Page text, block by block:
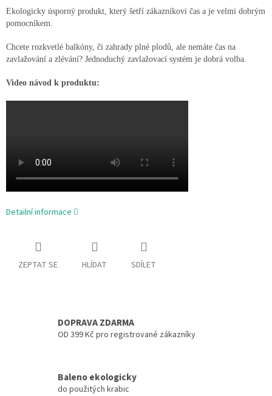
Ekologicky úsporný produkt, který šetří zákazníkovi čas a je velmi dobrým
pomocníkem.
Chcete rozkvetlé balkóny, či zahrady plné plodů, ale nemáte čas na
zavlažování a zlévání? Jednoduchý zavlažovací systém je dobrá volba.
Video návod k produktu:
Detailní informace
ZEPTAT SE HLÍDAT SDÍLET
DOPRAVA ZDARMA
OD 399 Kč pro registrované zákazníky
Baleno ekologicky
do použitých krabic